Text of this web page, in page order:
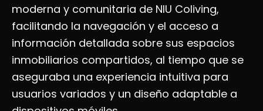
moderna y comunitaria de NIU Coliving,
facilitando la navegación y el acceso a
información detallada sobre sus espacios
inmobiliarios compartidos, al tiempo que se
aseguraba una experiencia intuitiva para
usuarios variados y un diseño adaptable a